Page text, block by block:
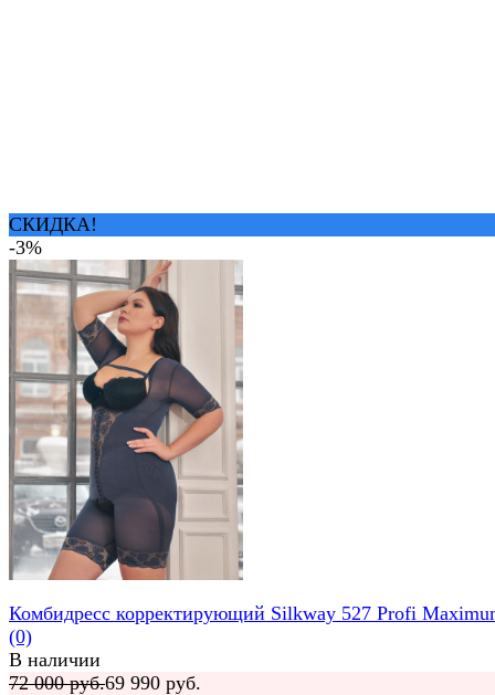
СКИДКА!
-3%
Комбидресс корректирующий Silkway 527 Profi
(0)
В наличии
72 000 руб.69 990 руб.